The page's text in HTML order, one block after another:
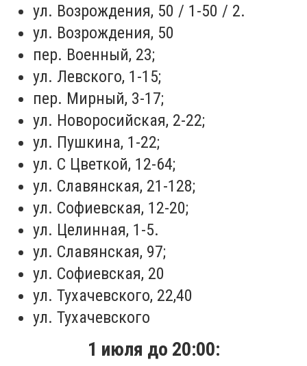
ул. Возрождения, 50 / 1-50 / 2.
ул. Возрождения, 50
пер. Военный, 23;
ул. Левского, 1-15;
пер. Мирный, 3-17;
ул. Новоросийская, 2-22;
ул. Пушкина, 1-22;
ул. С Цветкой, 12-64;
ул. Славянская, 21-128;
ул. Софиевская, 12-20;
ул. Целинная, 1-5.
ул. Славянская, 97;
ул. Софиевская, 20
ул. Тухачевского, 22,40
ул. Тухачевского
1 июля до 20:00: